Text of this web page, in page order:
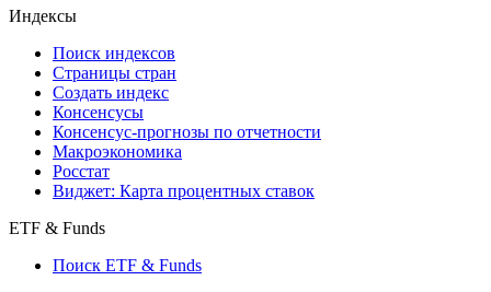
Кредиты
Поиск кредитов
Индексы
Поиск индексов
Страницы стран
Создать индекс
Консенсусы
Макроэкономика
Виджет: Карта процентных ставок